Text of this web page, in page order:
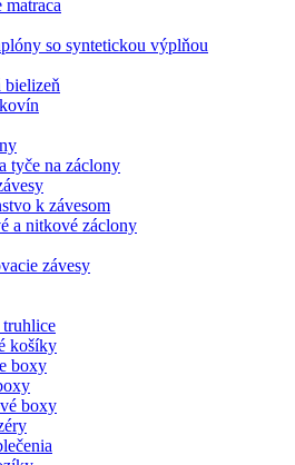
matraca
so syntetickou výplňou
bielizeň
tyče na záclony
k závesom
a nitkové záclony
závesy
košíky
boxy
boxy